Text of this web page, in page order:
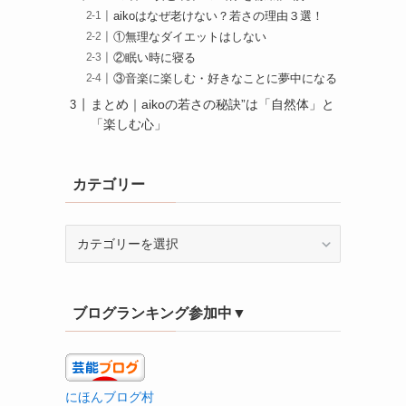
aikoはなぜ老けない？若さの理由３選！
①無理なダイエットはしない
②眠い時に寝る
③音楽に楽しむ・好きなことに夢中になる
まとめ｜aikoの若さの秘訣”は「自然体」と
「楽しむ心」
カテゴリー
ーブログランキング参加中▼
にほんブログ村